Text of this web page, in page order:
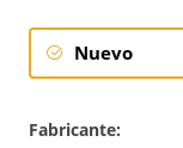
Nuevo
Fabricante: